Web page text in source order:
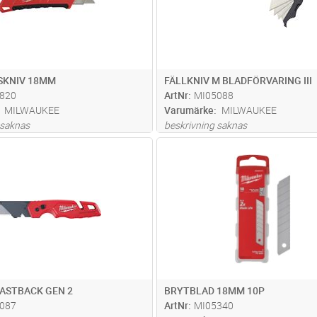
18MM
MILWAUKEE
FÄLLKNIV M BLADFÖRVARING III
ArtNr MI05088
Varumärke
MILWAUKEE
beskrivning saknas
GEN 2
Lägg i
BRYTBLAD 18MM 10P
ArtNr MI05340